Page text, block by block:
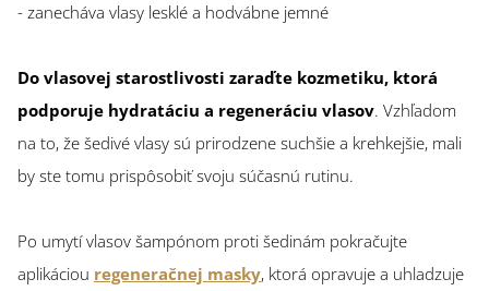
- zanecháva vlasy lesklé a hodvábne jemné
Do vlasovej starostlivosti zaraďte kozmetiku, ktorá
podporuje hydratáciu a regeneráciu vlasov. Vzhľadom
na to, že šedivé vlasy sú prirodzene suchšie a krehkejšie, mali
by ste tomu prispôsobiť svoju súčasnú rutinu.
Po umytí vlasov šampónom proti šedinám pokračujte
aplikáciou regeneračnej masky, ktorá opravuje a uhladzuje